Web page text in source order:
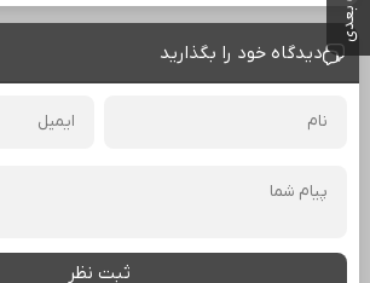
دیدگاه خود را بگذارید
ثبت نظر